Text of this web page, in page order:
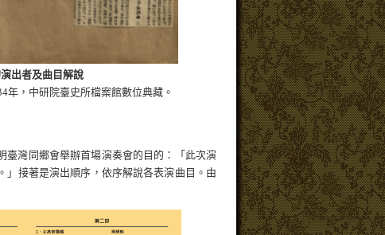
出者及曲目解說
年，中研院臺史所檔案館數位典藏。
臺灣同鄉會舉辦首場演奏會的目的：「此次演
」接著是演出順序，依序解說各表演曲目。由